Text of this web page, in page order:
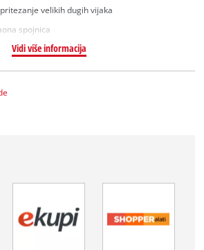
velikih dugih vijaka
spojnica
Vidi više informacija